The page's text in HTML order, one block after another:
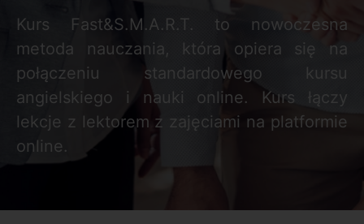
Kurs Fast&S.M.A.R.T. to nowoczesna
metoda nauczania, która opiera się na
połączeniu standardowego kursu
angielskiego i nauki online. Kurs łączy
lekcje z lektorem z zajęciami na platformie
online.